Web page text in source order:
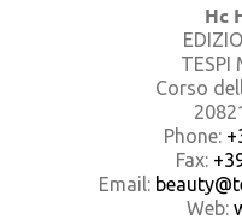
Hc
TESPI
Corso
Phone:
Fax:
Email:
Web: